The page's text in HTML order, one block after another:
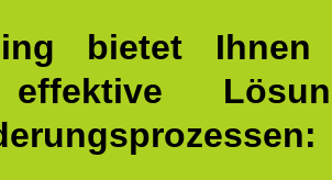
bietet Ihnen